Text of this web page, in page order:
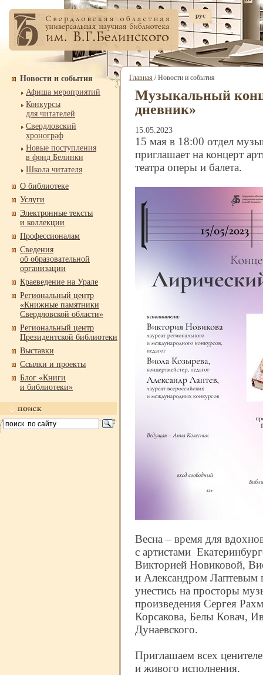
рус
Новости и события
Афиша мероприятий
Конкурсы
для читателей
Свердловский
хронограф
Новые поступления
в фонд Белинки
Школа читателя
О библиотеке
Услуги
Электронные тексты
и коллекции
Профессионалам
Сведения
об образовательной
организации
Краеведение на Урале
Региональный центр
«Книжные памятники
Свердловской области»
Региональный центр
Президентской библиотеки
Выставки
Ссылки и проекты
Блог «Книги
и библиотеки»
Главная / Новости и события
Музыкальный
дневник»
15.05.2023
15 мая в 18:00 отдел
приглашает на концерт
театра оперы и балета.
Весна – время для
с артистами
Викторией Новиковой,
и Александром Лаптевым
унестись на просторы
произведения Сергея
Корсакова, Белы Ковач,
Дунаевского.
Приглашаем всех
и живого исполнения.